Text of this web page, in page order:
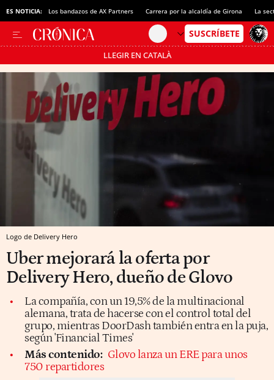
ES NOTICIA: Los bandazos de AX Partners Carrera por la alcaldía de Girona La
LLEGIR EN CATALÀ
Pásate al MODO AHORRO
Logo de Delivery Hero
Uber mejorará la oferta por
Delivery Hero, dueño de Glovo
La compañía, con un 19,5% de la multinacional
alemana, trata de hacerse con el control total del
grupo, mientras DoorDash también entra en la puja,
según 'Financial Times'
Más contenido: Glovo lanza un ERE para unos
750 repartidores